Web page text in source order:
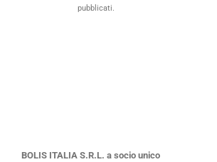
pubblicati.
BOLIS ITALIA S.R.L. a socio unico